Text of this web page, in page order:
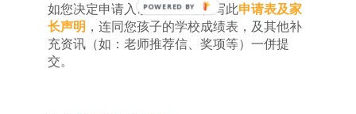
如您决定申请入读百卉，请填写此申请表及家
长声明 ，连同您孩子的学校成绩表，及其他补
充资讯（如：老师推荐信、奖项等）一併提
交。
POWERED BY